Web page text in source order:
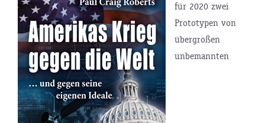
für 2020 zwei
Prototypen von
übergroßen
unbemannten